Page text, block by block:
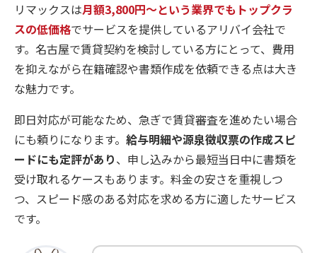
リマックスは月額3,800円〜という業界でもトップクラ
スの低価格でサービスを提供しているアリバイ会社で
す。名古屋で賃貸契約を検討している方にとって、費用
を抑えながら在籍確認や書類作成を依頼できる点は大き
な魅力です。
即日対応が可能なため、急ぎで賃貸審査を進めたい場合
にも頼りになります。 給与明細や源泉徴収票の作成スピ
ードにも定評があり、申し込みから最短当日中に書類を
受け取れるケースもあります。料金の安さを重視しつ
つ、スピード感のある対応を求める方に適したサービス
です。